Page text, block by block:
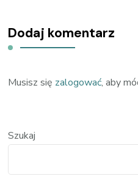
Dodaj komentarz
Musisz się zalogować, aby
Szukaj